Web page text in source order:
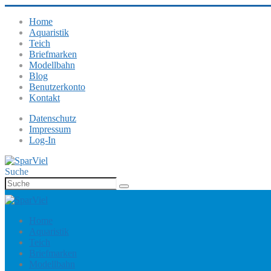
Home
Aquaristik
Teich
Briefmarken
Modellbahn
Blog
Benutzerkonto
Kontakt
Datenschutz
Impressum
Log-In
Suche
Home
Aquaristik
Teich
Briefmarken
Modellbahn